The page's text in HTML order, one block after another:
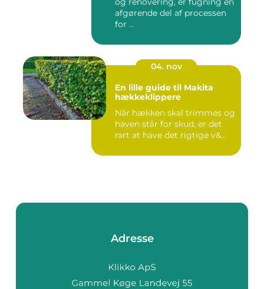
afgørende del af processen
for ...
04. nov
En lille guide til Makita
hækkeklippere
Når hækken skal trimmes og
haven står for skud, er det
rart at have det rigtige v&...
Adresse